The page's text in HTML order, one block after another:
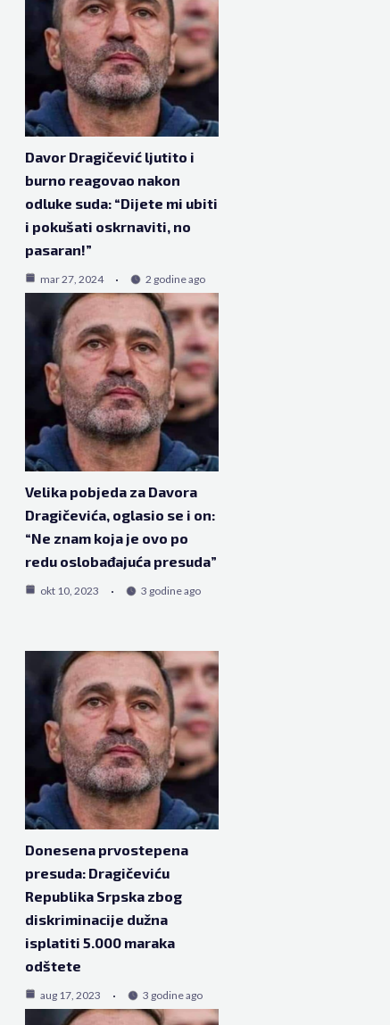
Davor Dragičević ljutito i
burno reagovao nakon
odluke suda: “Dijete mi ubiti
i pokušati oskrnaviti, no
pasaran!”
mar 27, 2024 2 godine ago
Velika pobjeda za Davora
Dragičevića, oglasio se i on:
“Ne znam koja je ovo po
redu oslobađajuća presuda”
okt 10, 2023 3 godine ago
Donesena prvostepena
presuda: Dragičeviću
Republika Srpska zbog
diskriminacije dužna
isplatiti 5.000 maraka
odštete
aug 17, 2023 3 godine ago